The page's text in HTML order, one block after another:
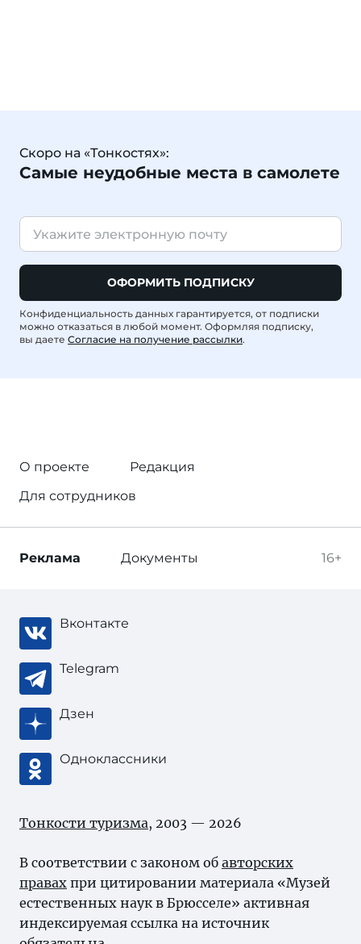
Скоро на «Тонкостях»:
Самые неудобные места в самолете
ОФОРМИТЬ ПОДПИСКУ
Конфиденциальность данных гарантируется, от подписки
можно отказаться в любой момент. Оформляя подписку,
вы даете Согласие на получение рассылки.
О проекте
Редакция
Для сотрудников
16+
Реклама Документы
Вконтакте
Telegram
Дзен
Одноклассники
Тонкости туризма, 2003 — 2026
В соответствии с законом об авторских
правах при цитировании материала «Музей
естественных наук в Брюсселе» активная
индексируемая ссылка на источник